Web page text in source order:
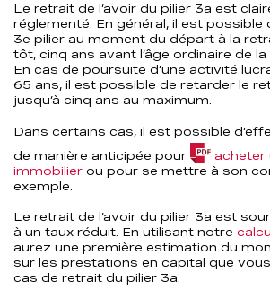
Le retrait de l’avoir du pilier 3a est
réglementé. En général, il est possible
3e pilier au moment du départ à la
tôt, cinq ans avant l’âge ordinaire de
En cas de poursuite d’une activité
65 ans, il est possible de retarder le
jusqu’à cinq ans au maximum.
Dans certains cas, il est possible
de manière anticipée pour
acheter
immobilier(PDF,
ou pour se mettre à son
exemple.
Le retrait de l’avoir du pilier 3a est
à un taux réduit. En utilisant notre
aurez une première estimation du
sur les prestations en capital que
cas de retrait du pilier 3a.